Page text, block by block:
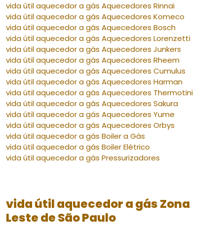
vida útil aquecedor a gás Aquecedores Rinnai
vida útil aquecedor a gás Aquecedores Komeco
vida útil aquecedor a gás Aquecedores Bosch
vida útil aquecedor a gás Aquecedores Lorenzetti
vida útil aquecedor a gás Aquecedores Junkers
vida útil aquecedor a gás Aquecedores Rheem
vida útil aquecedor a gás Aquecedores Cumulus
vida útil aquecedor a gás Aquecedores Harman
vida útil aquecedor a gás Aquecedores Thermotini
vida útil aquecedor a gás Aquecedores Sakura
vida útil aquecedor a gás Aquecedores Yume
vida útil aquecedor a gás Aquecedores Orbys
vida útil aquecedor a gás Boiler a Gás
vida útil aquecedor a gás Boiler Elétrico
vida útil aquecedor a gás Pressurizadores
vida útil aquecedor a gás Zona
Leste de São Paulo